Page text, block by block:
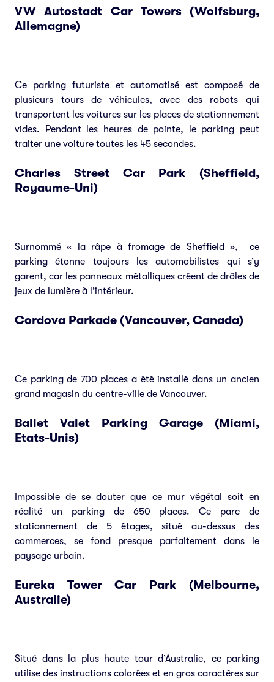
VW Autostadt Car Towers (Wolfsburg,
Allemagne)
Ce parking futuriste et automatisé est composé de
plusieurs tours de véhicules, avec des robots qui
transportent les voitures sur les places de stationnement
vides. Pendant les heures de pointe, le parking peut
traiter une voiture toutes les 45 secondes.
Charles Street Car Park (Sheffield,
Royaume-Uni)
Surnommé « la râpe à fromage de Sheffield », ce
parking étonne toujours les automobilistes qui s’y
garent, car les panneaux métalliques créent de drôles de
jeux de lumière à l’intérieur.
Cordova Parkade (Vancouver, Canada)
Ce parking de 700 places a été installé dans un ancien
grand magasin du centre-ville de Vancouver.
Ballet Valet Parking Garage (Miami,
Etats-Unis)
Impossible de se douter que ce mur végétal soit en
réalité un parking de 650 places. Ce parc de
stationnement de 5 étages, situé au-dessus des
commerces, se fond presque parfaitement dans le
paysage urbain.
Eureka Tower Car Park (Melbourne,
Australie)
Situé dans la plus haute tour d’Australie, ce parking
utilise des instructions colorées et en gros caractères sur